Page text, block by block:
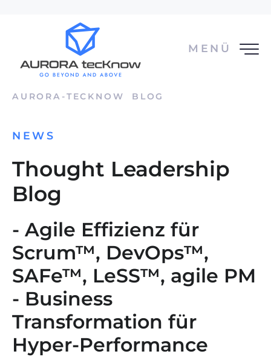
MENÜ
AURORA-TECKNOW BLOG
NEWS
Thought Leadership
Blog
- Agile Effizienz für
Scrum™, DevOps™,
SAFe™, LeSS™, agile PM
- Business
Transformation für
Hyper-Performance